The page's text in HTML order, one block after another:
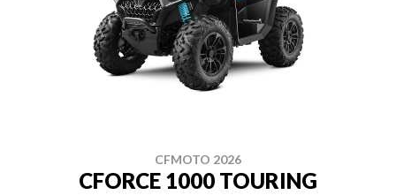
CFMOTO 2026
CFORCE 1000 TOURING